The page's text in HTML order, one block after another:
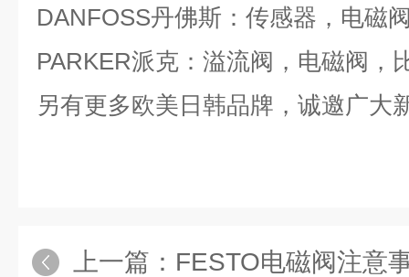
DANFOSS丹佛斯：传感器，电磁
PARKER派克：溢流阀，电磁阀，
另有更多欧美日韩品牌，诚邀广大
上一篇： FESTO电磁阀注意